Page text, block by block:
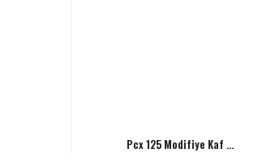
Pcx 125 Modifiye Kaf ...